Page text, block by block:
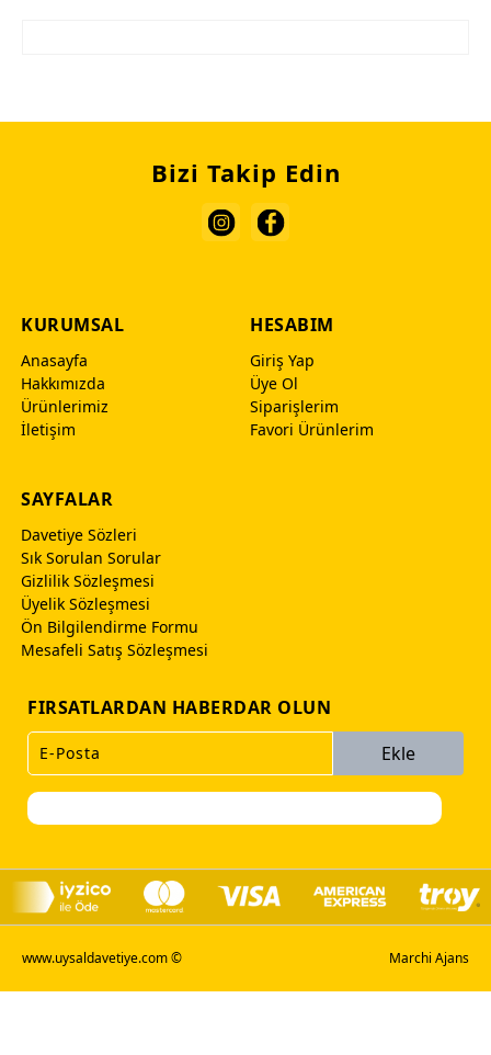
Bizi Takip Edin
KURUMSAL
Anasayfa
Hakkımızda
Ürünlerimiz
İletişim
HESABIM
Giriş Yap
Üye Ol
Siparişlerim
Favori Ürünlerim
SAYFALAR
Davetiye Sözleri
Sık Sorulan Sorular
Gizlilik Sözleşmesi
Üyelik Sözleşmesi
Ön Bilgilendirme Formu
Mesafeli Satış Sözleşmesi
FIRSATLARDAN HABERDAR OLUN
Ekle
www.uysaldavetiye.com © Marchi Ajans